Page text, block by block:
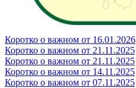
Коротко о важном от 16.01.2026
Коротко о важном от 21.11.2025
Коротко о важном от 21.11.2025
Коротко о важном от 14.11.2025
Коротко о важном от 07.11.2025